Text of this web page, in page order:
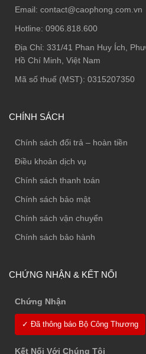
Email: contact@caophong.com.vn
Hotline: 0906.818.600
Địa Chỉ: 331/41 Phan Huy Ích,
Hồ Chí Minh, Việt Nam
Mã số thuế (MST): 0315207350
CHÍNH SÁCH
Chính sách đổi trả – hoàn tiền
Điều khoản dịch vụ
Chính sách thanh toán
Chính sách bảo mật
Chính sách vận chuyển
Chính sách bảo hành
CHỨNG NHẬN & KẾT NỐI
Chứng Nhận
✓ Đã thông báo Bộ Công Thương
Kết Nối Với Chúng Tôi